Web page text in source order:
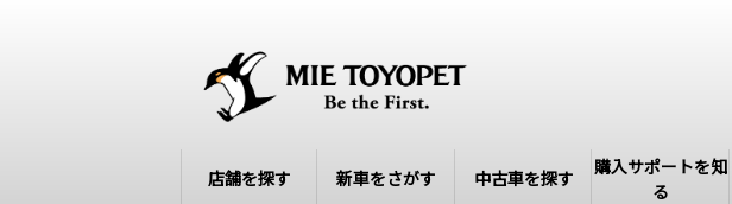
店舗を探す 新車をさがす 中古車を探す
購入サポートを知
る